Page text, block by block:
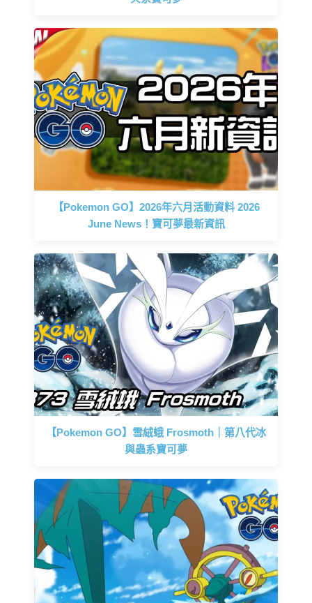
【Pokemon GO】2026年六月活動資料 2026
June News！寶可夢最新資訊
【Pokemon GO】雪絨蛾 Frosmoth｜第八代冰
與蟲系寶可夢